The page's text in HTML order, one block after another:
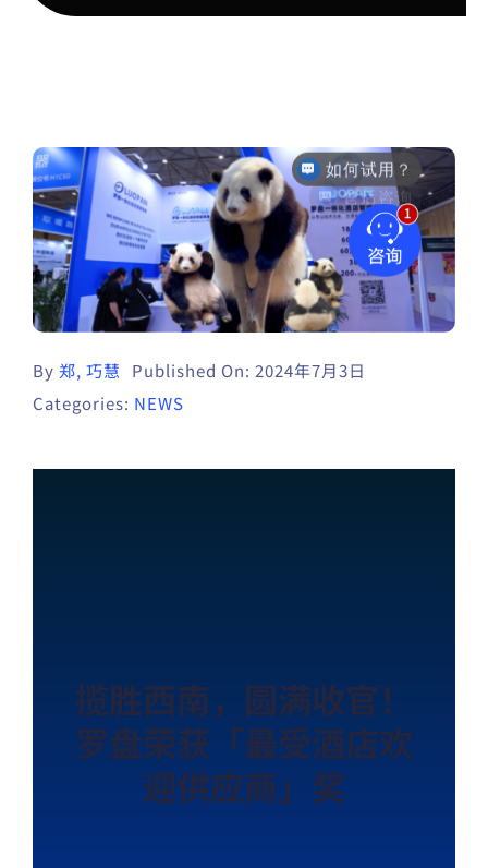
By 郑, 巧慧
Published On: 2024年7月3日
Categories: NEWS
揽胜西南，圆满收官！
罗盘荣获「最受酒店欢
迎供应商」奖
售后咨询